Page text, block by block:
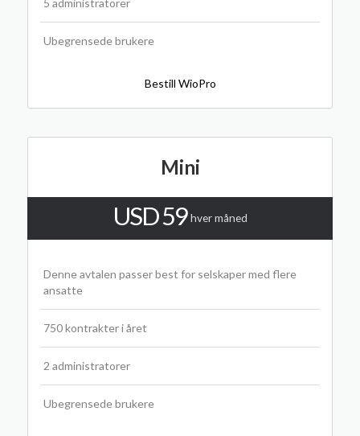
5 administratorer
Ubegrensede brukere
Bestill WioPro
Mini
USD 59hver måned
Denne avtalen passer best for selskaper med flere
ansatte
750 kontrakter i året
2 administratorer
Ubegrensede brukere